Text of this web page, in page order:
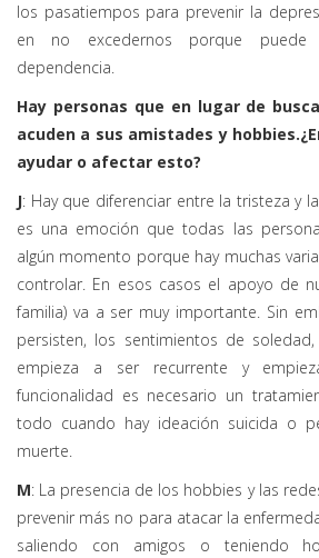
los pasatiempos para prevenir la
en no excedernos porque puede
dependencia.
Hay personas que en lugar de
acuden a sus amistades y
ayudar o afectar esto?
J: Hay que diferenciar entre la tristeza y
es una emoción que todas las
algún momento porque hay muchas
controlar. En esos casos el apoyo de
familia) va a ser muy importante. Sin
persisten, los sentimientos de
empieza a ser recurrente y
funcionalidad es necesario un
todo cuando hay ideación suicida o
muerte.
M: La presencia de los hobbies y las
prevenir más no para atacar la
saliendo con amigos o teniendo